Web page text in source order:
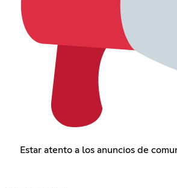
Estar atento a los anuncios de